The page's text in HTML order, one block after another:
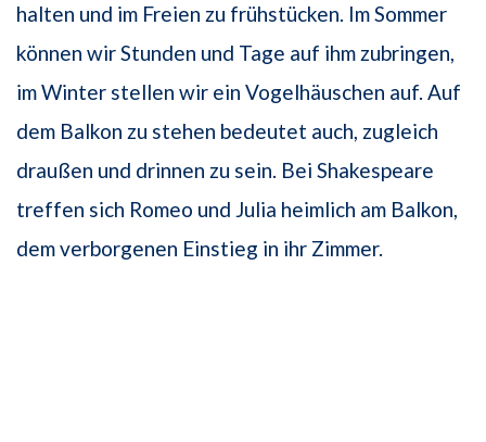
halten und im Freien zu frühstücken. Im Sommer
können wir Stunden und Tage auf ihm zubringen,
im Winter stellen wir ein Vogelhäuschen auf. Auf
dem Balkon zu stehen bedeutet auch, zugleich
draußen und drinnen zu sein. Bei Shakespeare
treffen sich Romeo und Julia heimlich am Balkon,
dem verborgenen Einstieg in ihr Zimmer.